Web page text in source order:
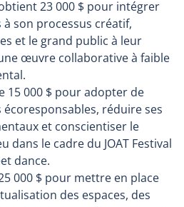
23 000 $ pour intégrer
son processus créatif,
et le grand public à leur
œuvre collaborative à faible
15 000 $ pour adopter de
réduire ses
et conscientiser le
dans le cadre du JOAT Festival
dance.
000 $ pour mettre en place
des espaces, des